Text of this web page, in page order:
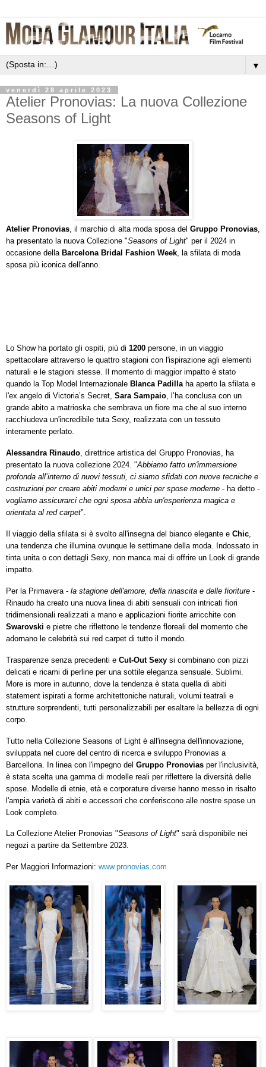
▼
venerdì 28 aprile 2023
Atelier Pronovias: La nuova Collezione
Seasons of Light
Atelier Pronovias, il marchio di alta moda sposa del Gruppo Pronovias,
ha presentato la nuova Collezione "Seasons of Light" per il 2024 in
occasione della Barcelona Bridal Fashion Week, la sfilata di moda
sposa più iconica dell'anno.
Lo Show ha portato gli ospiti, più di 1200 persone, in un viaggio
spettacolare attraverso le quattro stagioni con l'ispirazione agli elementi
naturali e le stagioni stesse. Il momento di maggior impatto è stato
quando la Top Model Internazionale Blanca Padillaha aperto la sfilata e
l'ex angelo di Victoria’s Secret, Sara Sampaio, l’ha conclusa con un
grande abito a matrioska che sembrava un fiore ma che al suo interno
racchiudeva un'incredibile tuta Sexy, realizzata con un tessuto
interamente perlato.
Alessandra Rinaudo, direttrice artistica del Gruppo Pronovias, ha
presentato la nuova collezione 2024. "Abbiamo fatto un'immersione
profonda all’interno di nuovi tessuti, ci siamo sfidati con nuove tecniche e
costruzioni per creare abiti moderni e unici per spose moderne - ha detto -
vogliamo assicurarci che ogni sposa abbia un'esperienza magica e
orientata al red carpet".
Il viaggio della sfilata si è svolto all'insegna del bianco elegante e Chic,
una tendenza che illumina ovunque le settimane della moda. Indossato in
tinta unita o con dettagli Sexy, non manca mai di offrire un Look di grande
impatto.
Per la Primavera - la stagione dell'amore, della rinascita e delle fioriture -
Rinaudo ha creato una nuova linea di abiti sensuali con intricati fiori
tridimensionali realizzati a mano e applicazioni fiorite arricchite con
Swarovski e pietre che riflettono le tendenze floreali del momento che
adornano le celebrità sui red carpet di tutto il mondo.
Trasparenze senza precedenti e Cut-Out Sexy si combinano con pizzi
delicati e ricami di perline per una sottile eleganza sensuale. Sublimi.
More is more in autunno, dove la tendenza è stata quella di abiti
statement ispirati a forme architettoniche naturali, volumi teatrali e
strutture sorprendenti, tutti personalizzabili per esaltare la bellezza di ogni
corpo.
Tutto nella Collezione Seasons of Light è all'insegna dell'innovazione,
sviluppata nel cuore del centro di ricerca e sviluppo Pronovias a
Barcellona. In linea con l'impegno del Gruppo Pronovias per l'inclusività,
è stata scelta una gamma di modelle reali per riflettere la diversità delle
spose. Modelle di etnie, età e corporature diverse hanno messo in risalto
l'ampia varietà di abiti e accessori che conferiscono alle nostre spose un
Look completo.
La Collezione Atelier Pronovias "Seasons of Light" sarà disponibile nei
negozi a partire da Settembre 2023.
Per Maggiori Informazioni: www.pronovias.com